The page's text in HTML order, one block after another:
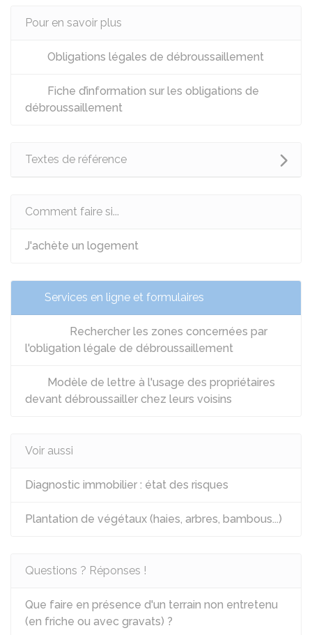
Pour en savoir plus
Obligations légales de débroussaillement
Fiche d’information sur les obligations de
débroussaillement
Textes de référence
Comment faire si...
J'achète un logement
Services en ligne et formulaires
Rechercher les zones concernées par
l'obligation légale de débroussaillement
Modèle de lettre à l'usage des propriétaires
devant débroussailler chez leurs voisins
Voir aussi
Diagnostic immobilier : état des risques
Plantation de végétaux (haies, arbres, bambous...)
Questions ? Réponses !
Que faire en présence d'un terrain non entretenu
(en friche ou avec gravats) ?